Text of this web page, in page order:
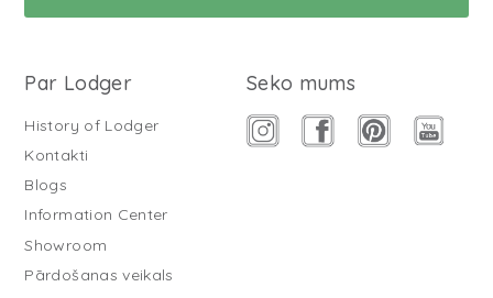
Par Lodger
History of Lodger
Kontakti
Blogs
Information Center
Showroom
Pārdošanas veikals
Seko mums